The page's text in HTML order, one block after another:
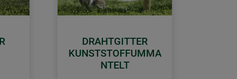
DRAHTGITTER
KUNSTSTOFFUMMA
NTELT